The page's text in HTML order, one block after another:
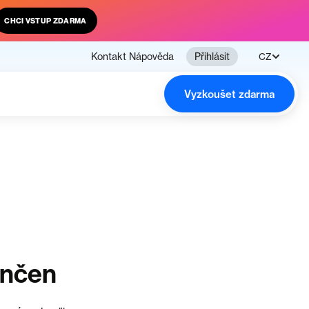
CHCI VSTUP ZDARMA
Kontakt Nápověda Přihlásit CZ
Vyzkoušet zdarma